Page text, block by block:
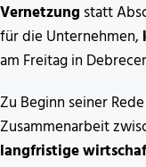
Vernetzung statt
für die Unternehmen,
am Freitag in
Zu Beginn seiner
Zusammenarbeit
langfristige